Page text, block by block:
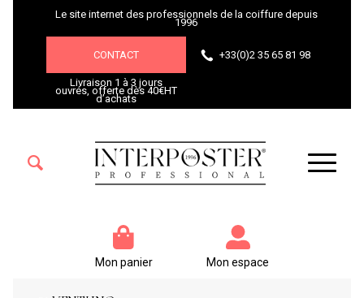
Livraison 1 à 3 jours
ouvrés, offerte dès 40€HT
d’achats
Le site internet des professionnels de la coiffure depuis
1996
CONTACT +33(0)2 35 65 81 98
Mon panier Mon espace